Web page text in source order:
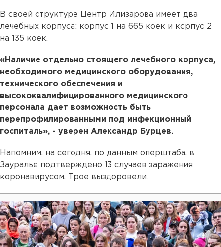
В своей структуре Центр Илизарова имеет два
лечебных корпуса: корпус 1 на 665 коек и корпус 2
на 135 коек.
«Наличие отдельно стоящего лечебного корпуса,
необходимого медицинского оборудования,
технического обеспечения и
высококвалифицированного медицинского
персонала дает возможность быть
перепрофилированными под инфекционный
госпиталь», - уверен Александр Бурцев.
Напомним, на сегодня, по данным оперштаба, в
Зауралье подтверждено 13 случаев заражения
коронавирусом. Трое выздоровели.